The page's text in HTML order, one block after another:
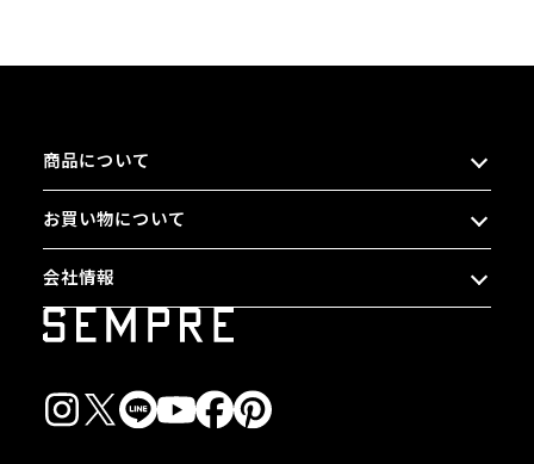
商品について
お買い物について
会社情報